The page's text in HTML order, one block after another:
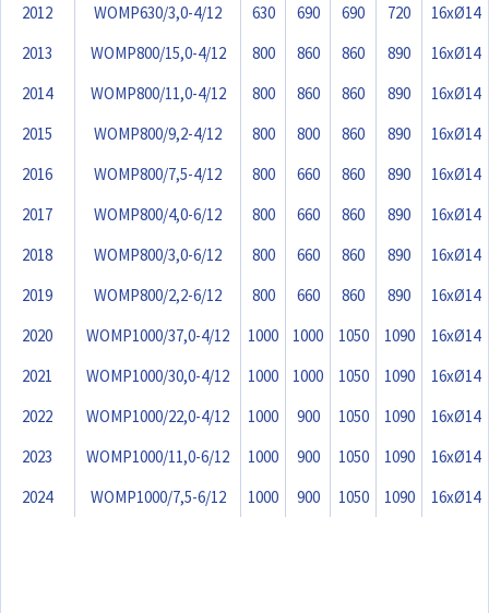
2012
WOMP630/3,0-4/12 630 690 690 720
16xØ14
2013
WOMP800/15,0-4/12 800 860 860 890
16xØ14
2014
WOMP800/11,0-4/12 800 860 860 890
16xØ14
2015
WOMP800/9,2-4/12 800 800 860 890
16xØ14
2016
WOMP800/7,5-4/12 800 660 860 890
16xØ14
2017
WOMP800/4,0-6/12 800 660 860 890
16xØ14
2018
WOMP800/3,0-6/12 800 660 860 890
16xØ14
2019
WOMP800/2,2-6/12 800 660 860 890
16xØ14
2020
WOMP1000/37,0-4/12 1000 1000 1050 1090
16xØ14
2021
WOMP1000/30,0-4/12 1000 1000 1050 1090
16xØ14
2022
WOMP1000/22,0-4/12 1000 900 1050 1090
16xØ14
2023
WOMP1000/11,0-6/12 1000 900 1050 1090
16xØ14
2024
WOMP1000/7,5-6/12 1000 900 1050 1090 16xØ14